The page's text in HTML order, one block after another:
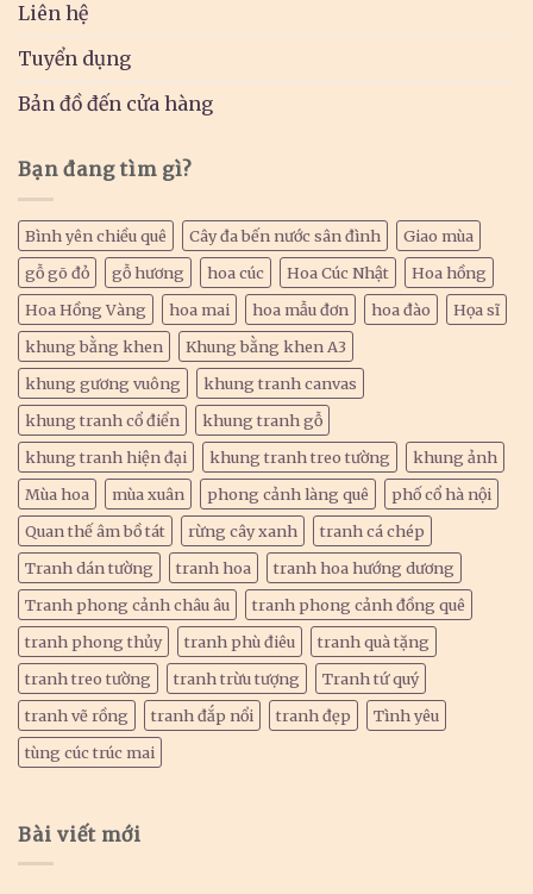
Liên hệ
Tuyển dụng
Bản đồ đến cửa hàng
Bạn đang tìm gì?
Bình yên chiều quê Cây đa bến nước sân đình
Giao mùa
gỗ gõ đỏ
gỗ hương hoa cúc Hoa Cúc Nhật
Hoa hồng
Hoa Hồng Vàng
hoa mai hoa mẫu đơn hoa đào
Họa sĩ
khung bằng khen
Khung bằng khen A3
khung gương vuông
khung tranh canvas
khung tranh cổ điển
khung tranh gỗ
khung tranh hiện đại
khung tranh treo tường
khung ảnh
Mùa hoa
mùa xuân phong cảnh làng quê
phố cổ hà nội
Quan thế âm bồ tát
rừng cây xanh
tranh cá chép
Tranh dán tường
tranh hoa
tranh hoa hướng dương
Tranh phong cảnh châu âu
tranh phong cảnh đồng quê
tranh phong thủy
tranh phù điêu
tranh quà tặng
tranh treo tường
tranh trừu tượng
Tranh tứ quý
tranh vẽ rồng
tranh đắp nổi tranh đẹp
Tình yêu
tùng cúc trúc mai
Bài viết mới